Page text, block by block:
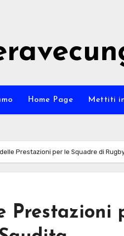
Home Page Mettiti
Prestazioni per le Squadre di
Prestazioni